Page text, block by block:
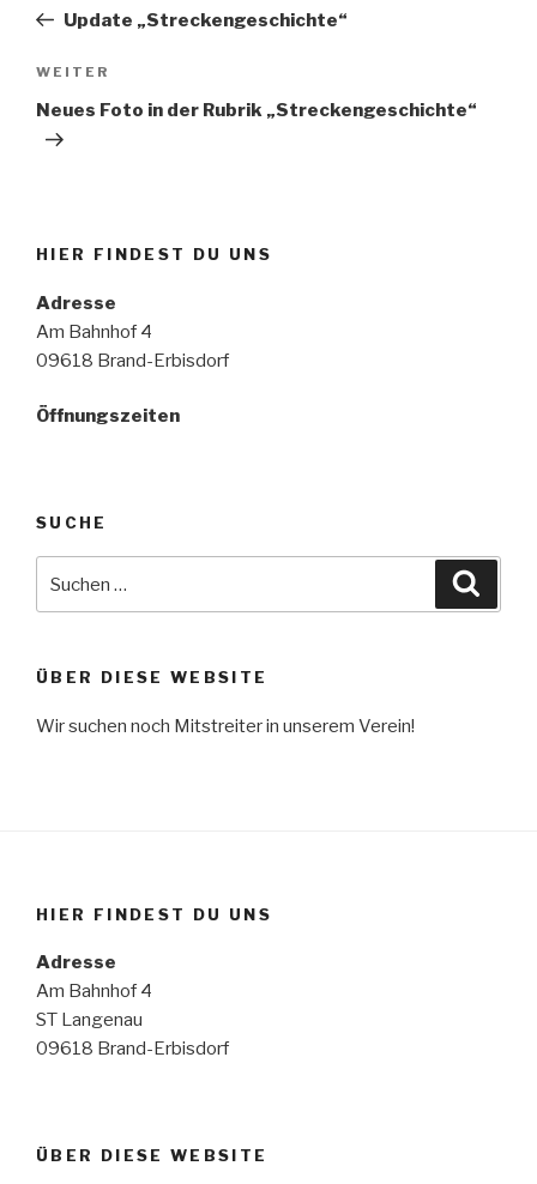
Beitrag
Update „Streckengeschichte“
Nächster
Beitrag
WEITER
Neues Foto in der Rubrik „Streckengeschichte“
HIER FINDEST DU UNS
Adresse
Am Bahnhof 4
09618 Brand-Erbisdorf
Öffnungszeiten
SUCHE
nach:
ÜBER DIESE WEBSITE
Wir suchen noch Mitstreiter in unserem Verein!
HIER FINDEST DU UNS
Adresse
Am Bahnhof 4
ST Langenau
09618 Brand-Erbisdorf
ÜBER DIESE WEBSITE